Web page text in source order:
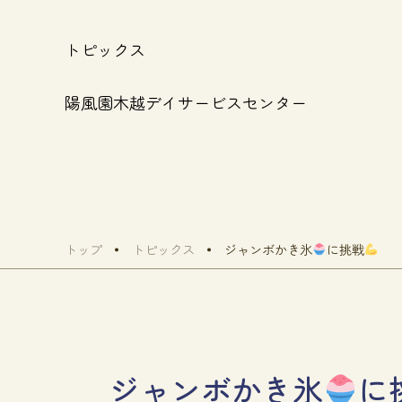
トピックス
陽風園木越デイサービスセンター
トップ トピックス ジャンボかき氷 に挑戦
ジャンボかき氷 に